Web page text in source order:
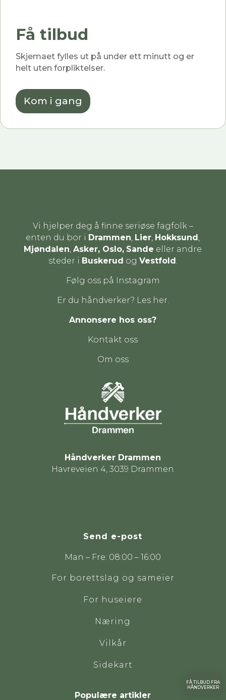
Få tilbud
Skjemaet fylles ut på under ett minutt og er
helt uten forpliktelser.
Kom i gang
Vi hjelper deg å finne seriøse fagfolk –
enten du bor i Drammen Lier Hokksund
Mjøndalen ,Asker, Oslo, Sande eller andre
steder i Buskerud og Vestfold
Følg oss på Instagram
Er du håndverker? Les her.
Annonsere hos oss?
Kontakt oss
Om oss
Håndverker Drammen
Havreveien 4, 3039 Drammen
Send e-post
Man – Fre: 08:00 – 16:00
For borettslag og sameier
For huseiere
Næring
Vilkår
Sidekart
Populære artikler
FÅ TILBUD FRA
HÅNDVERKER